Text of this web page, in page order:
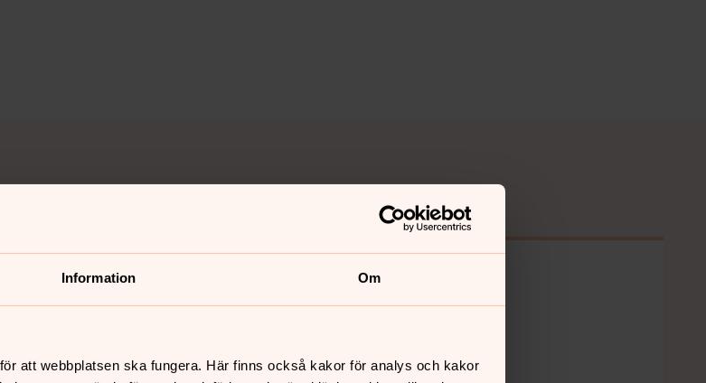
Information Om
att webbplatsen ska fungera. Här finns också kakor för analys och kakor
19.00
11 augusti 19.00